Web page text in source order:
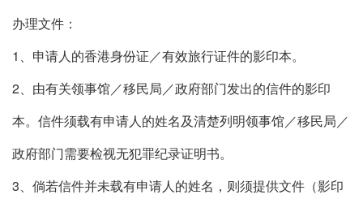
办理文件：
1、申请人的香港身份证／有效旅行证件的影印本。
2、由有关领事馆／移民局／政府部门发出的信件的影印
本。信件须载有申请人的姓名及清楚列明领事馆／移民局／
政府部门需要检视无犯罪纪录证明书。
3、倘若信件并未载有申请人的姓名，则须提供文件（影印